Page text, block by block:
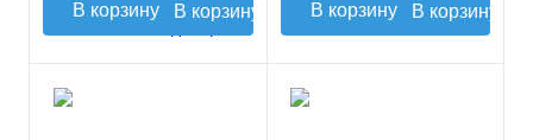
В корзину В корзину